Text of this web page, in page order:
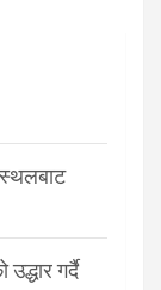
गर्दै